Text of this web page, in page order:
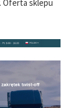
Oferta sklepu